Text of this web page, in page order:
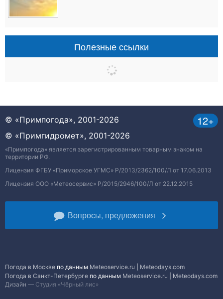
Полезные ссылки
12+
© «Примпогода», 2001-2026
© «Примгидромет», 2001-2026
«Примпогода» является зарегистрированным товарным знаком на
территории РФ.
Лицензия ФГБУ «Приморское УГМС» Р/2013/2362/100/Л от 17.06.2013
Лицензия ООО «Метеосервис» Р/2015/2946/100/Л от 22.12.2015
Вопросы, предложения
Погода в Москве по данным Meteoservice.ru
Meteodays.com
Погода в Санкт-Петербурге по данным Meteoservice.ru
Meteodays.com
Дизайн — Студия «Чёрный лис»